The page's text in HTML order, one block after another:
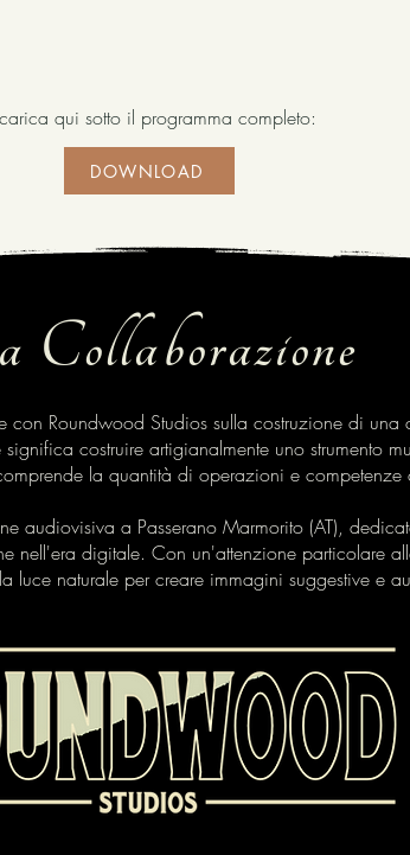
qui sotto il programma completo:
DOWNLOAD
Roundwood Studios sulla costruzione di una
costruire artigianalmente uno strumento
la quantità di operazioni e
audiovisiva a Passerano Marmorito (AT),
nell'era digitale. Con un'attenzione particolare
luce naturale per creare immagini suggestive e
Collaborazione